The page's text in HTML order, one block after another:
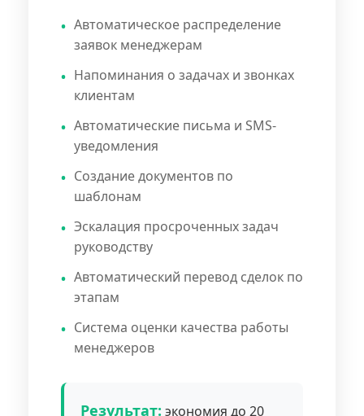
Автоматическое распределение
заявок менеджерам
Напоминания о задачах и звонках
клиентам
Автоматические письма и SMS-
уведомления
Создание документов по
шаблонам
Эскалация просроченных задач
руководству
Автоматический перевод сделок по
этапам
Система оценки качества работы
менеджеров
Результат: экономия до 20